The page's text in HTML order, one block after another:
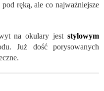
ręką, ale co najważniejsze
na okulary jest stylowym
Już dość porysowanych